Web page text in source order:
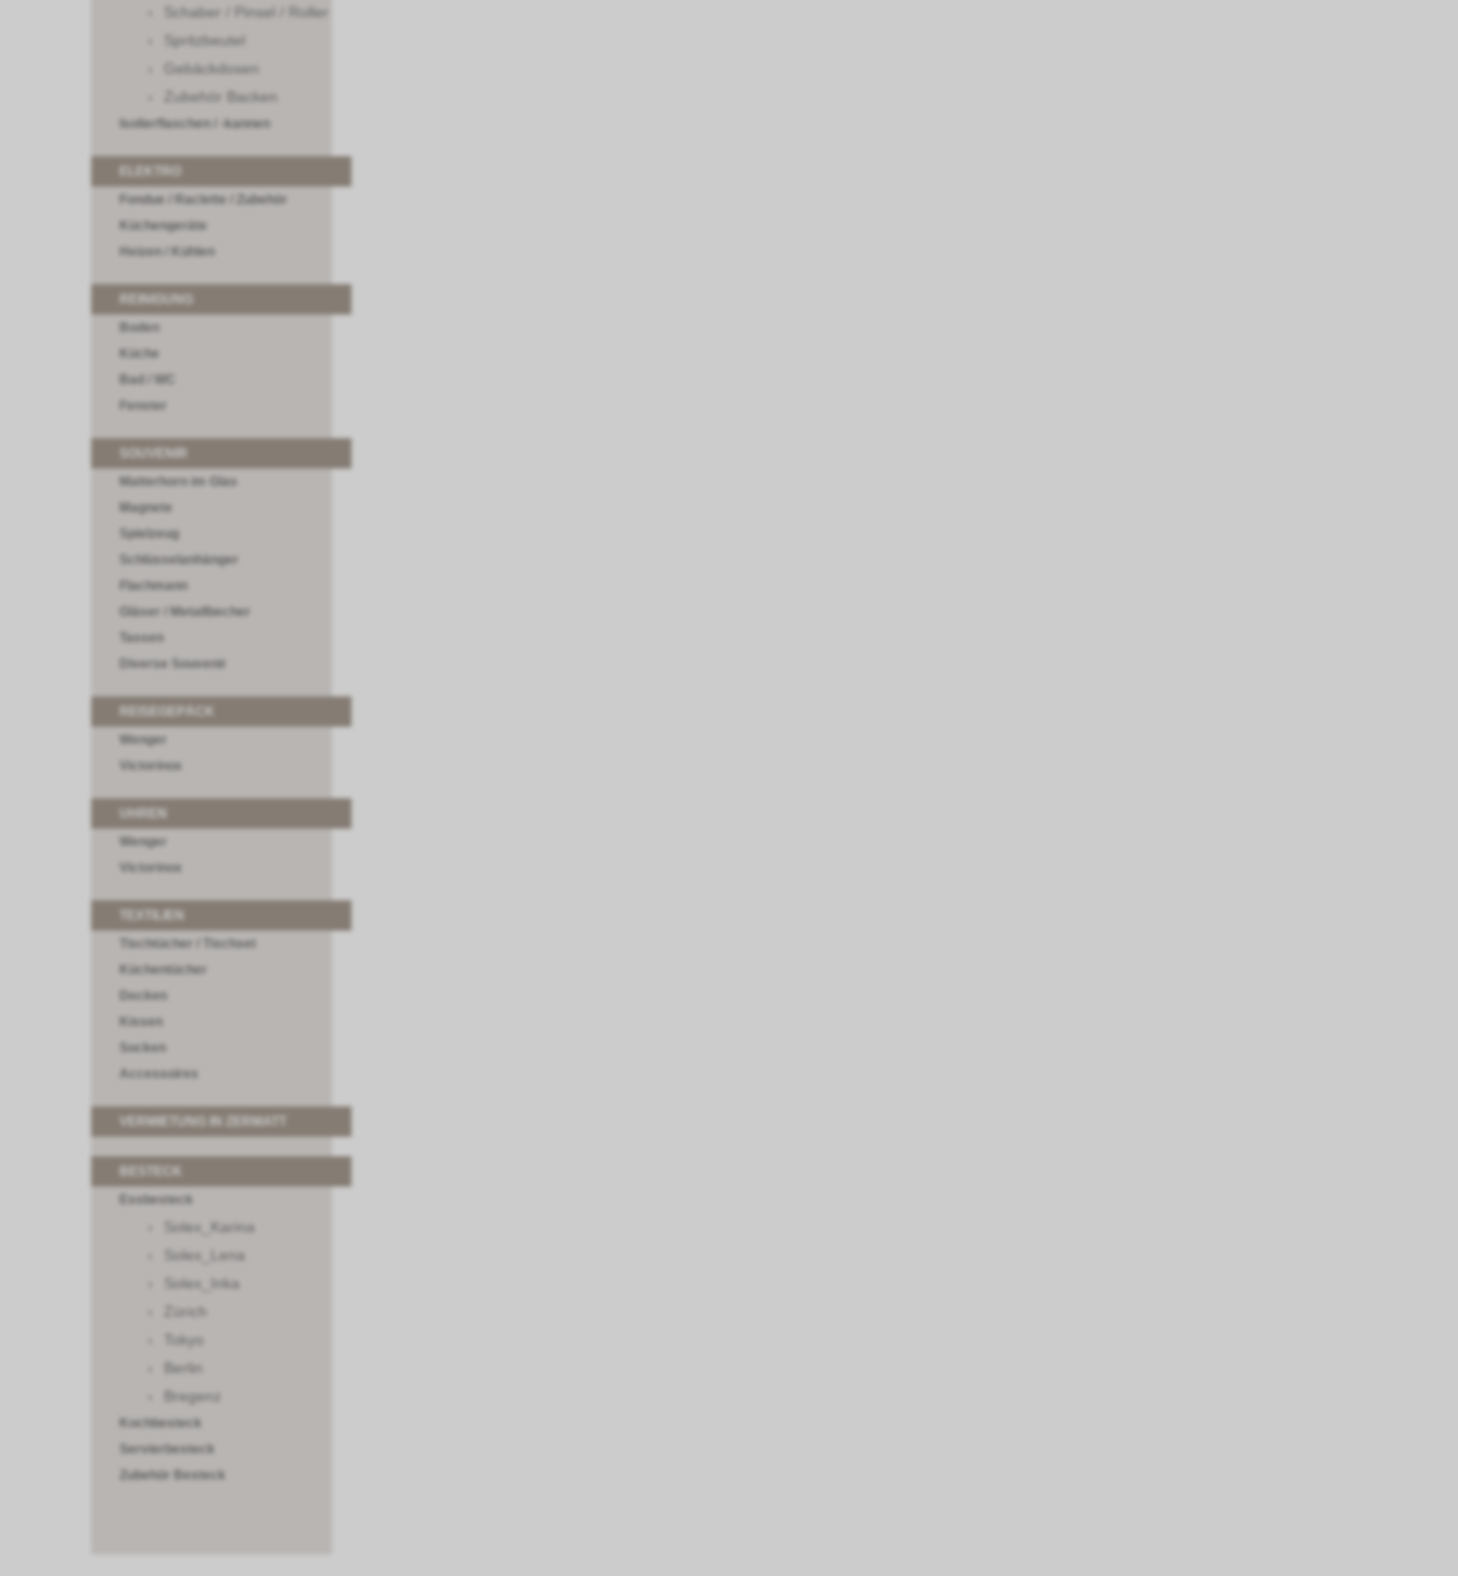
Schaber / Pinsel / Roller
Spritzbeutel
Gebäckdosen
Zubehör Backen
Isolierflaschen / -kannen
Fondue / Raclette / Zubehör
Küchengeräte
Heizen / Kühlen
REINIGUNG
Boden
Küche
Bad / WC
Fenster
Matterhorn im Glas
Magnete
Spielzeug
Schlüsselanhänger
Flachmann
Gläser / Metallbecher
Tassen
Diverse Souvenir
REISEGEPÄCK
Wenger
Victorinox
Wenger
Victorinox
Tischtücher / Tischset
Küchentücher
Decken
Kissen
Socken
Accessoires
VERMIETUNG IN ZERMATT
Essbesteck
Solex_Karina
Solex_Lena
Solex_Inka
Zürich
Tokyo
Berlin
Bregenz
Kochbesteck
Servierbesteck
Zubehör Besteck